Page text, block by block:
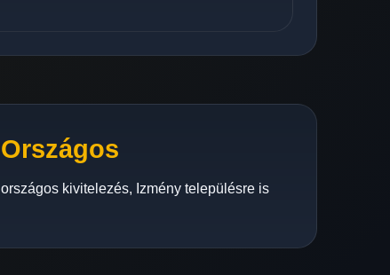
Országos
országos kivitelezés, Izmény településre is